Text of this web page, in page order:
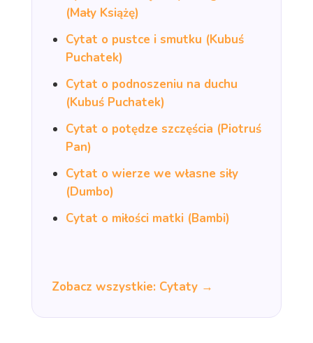
(Mały Książę)
Cytat o pustce i smutku (Kubuś
Puchatek)
Cytat o podnoszeniu na duchu
(Kubuś Puchatek)
Cytat o potędze szczęścia (Piotruś
Pan)
Cytat o wierze we własne siły
(Dumbo)
Cytat o miłości matki (Bambi)
Zobacz wszystkie: Cytaty →